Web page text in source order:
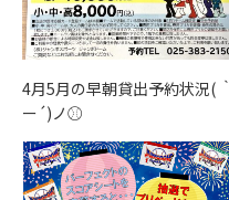
4月5月の早朝貸出予約状況( ｀
ー´)ノ⚾